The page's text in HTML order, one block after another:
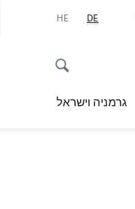
DE
HE
גרמניה וישראל